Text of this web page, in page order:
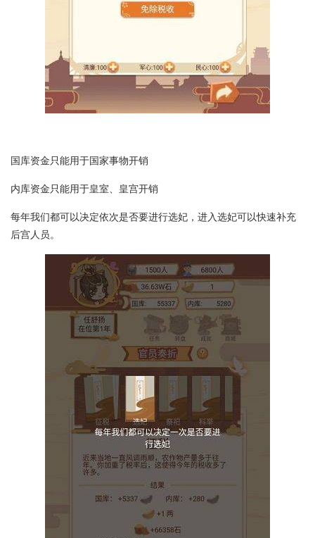
国库资金只能用于国家事物开销
内库资金只能用于皇室、皇宫开销
每年我们都可以决定依次是否要进行选妃，进入选妃可以快速补充
后宫人员。